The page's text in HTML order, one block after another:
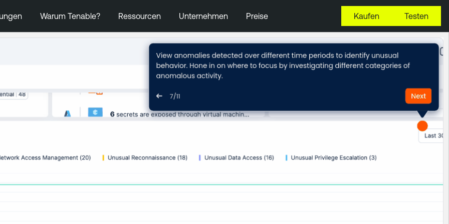
Warum Tenable? Ressourcen Unternehmen Preise Kaufen Testen